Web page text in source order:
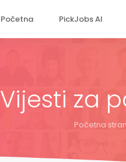
Početna PickJobs AI
Vijesti za
Početna